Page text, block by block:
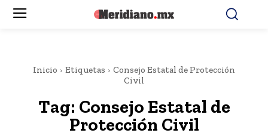
Inicio Etiquetas
Consejo Estatal de Protección
Civil
Tag: Consejo Estatal de
Protección Civil